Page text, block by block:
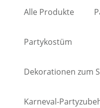
Alle Produkte
Partykostüm
Dekorationen zum
Karneval-